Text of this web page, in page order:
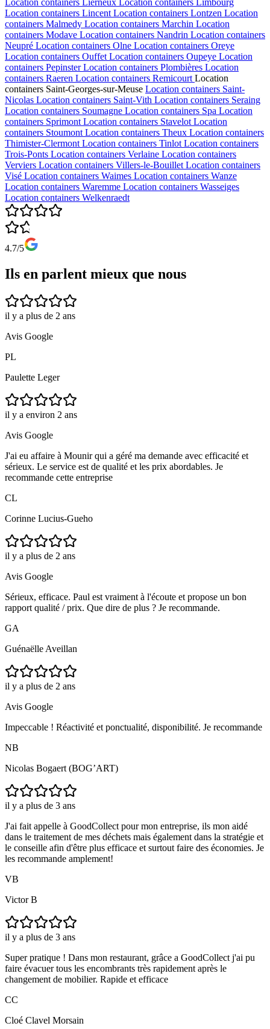
Location containers Lincent Location containers Lontzen Location
containers Malmedy Location containers Marchin Location
containers Modave Location containers Nandrin Location containers
Neupré Location containers Olne Location containers Oreye
Location containers Ouffet Location containers Oupeye Location
containers Pepinster Location containers Plombières Location
containers Raeren Location containers Remicourt Location
containers Saint-Georges-sur-Meuse Location containers Saint-
Nicolas Location containers Saint-Vith Location containers Seraing
Location containers Soumagne Location containers Spa Location
containers Sprimont Location containers Stavelot Location
containers Stoumont Location containers Theux Location containers
Thimister-Clermont Location containers Tinlot Location containers
Trois-Ponts Location containers Verlaine Location containers
Verviers Location containers Villers-le-Bouillet Location containers
Visé Location containers Waimes Location containers Wanze
Location containers Waremme Location containers Wasseiges
Location containers Welkenraedt
4.7/5
Ils en parlent mieux que nous
il y a plus de 2 ans
Avis Google
PL
Paulette Leger
il y a environ 2 ans
Avis Google
J'ai eu affaire à Mounir qui a géré ma demande avec efficacité et
sérieux. Le service est de qualité et les prix abordables. Je
recommande cette entreprise
CL
Corinne Lucius-Gueho
il y a plus de 2 ans
Avis Google
Sérieux, efficace. Paul est vraiment à l'écoute et propose un bon
rapport qualité / prix. Que dire de plus ? Je recommande.
GA
Guénaëlle Aveillan
il y a plus de 2 ans
Avis Google
Impeccable ! Réactivité et ponctualité, disponibilité. Je recommande
NB
Nicolas Bogaert (BOG’ART)
il y a plus de 3 ans
J'ai fait appelle à GoodCollect pour mon entreprise, ils mon aidé
dans le traitement de mes déchets mais également dans la stratégie et
le conseille afin d'être plus efficace et surtout faire des économies. Je
les recommande amplement!
VB
Victor B
il y a plus de 3 ans
Super pratique ! Dans mon restaurant, grâce a GoodCollect j'ai pu
faire évacuer tous les encombrants très rapidement après le
changement de mobilier. Rapide et efficace
CC
Cloé Clavel Morsain